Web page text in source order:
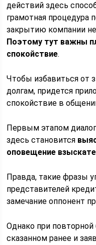
действий здесь
грамотная процедура
закрытию компании
Поэтому тут важны
спокойствие.
Чтобы избавиться от
долгам, придется
спокойствие в
Первым этапом
здесь становится
оповещение
Правда, такие фразы
представителей
замечание оппонент
Однако при
сказанном ранее и